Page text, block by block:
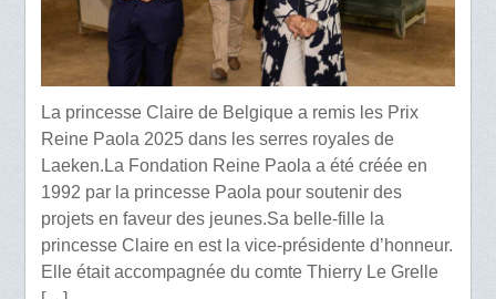
La princesse Claire de Belgique a remis les Prix
Reine Paola 2025 dans les serres royales de
Laeken.La Fondation Reine Paola a été créée en
1992 par la princesse Paola pour soutenir des
projets en faveur des jeunes.Sa belle-fille la
princesse Claire en est la vice-présidente d’honneur.
Elle était accompagnée du comte Thierry Le Grelle